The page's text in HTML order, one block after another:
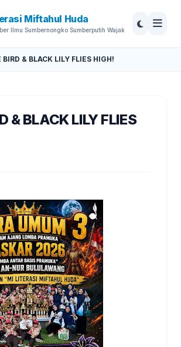
Miftahul Huda
Ilmu Sumbernongko Sumberputih Wajak
BIRD & BLACK LILY FLIES HIGH!
& BLACK LILY FLIES